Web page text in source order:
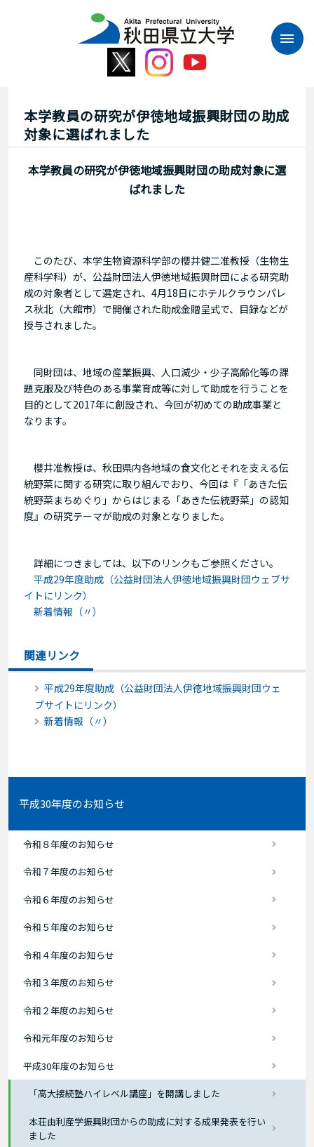
本学教員の研究が伊徳地域振興財団の助成
対象に選ばれました
本学教員の研究が伊徳地域振興財団の助成対象に選
ばれました
このたび、本学生物資源科学部の櫻井健二准教授（生物生
産科学科）が、公益財団法人伊徳地域振興財団による研究助
成の対象者として選定され、4月18日にホテルクラウンパレ
ス秋北（大館市）で開催された助成金贈呈式で、目録などが
授与されました。
同財団は、地域の産業振興、人口減少・少子高齢化等の課
題克服及び特色のある事業育成等に対して助成を行うことを
目的として2017年に創設され、今回が初めての助成事業と
なります。
櫻井准教授は、秋田県内各地域の食文化とそれを支える伝
統野菜に関する研究に取り組んでおり、今回は『「あきた伝
統野菜まちめぐり」からはじまる「あきた伝統野菜」の認知
度』の研究テーマが助成の対象となりました。
詳細につきましては、以下のリンクもご参照ください。
平成29年度助成（公益財団法人伊徳地域振興財団ウェブサ
イトにリンク）
新着情報（〃）
関連リンク
平成29年度助成（公益財団法人伊徳地域振興財団ウェ
ブサイトにリンク）
新着情報（〃）
平成30年度のお知らせ
令和８年度のお知らせ
令和７年度のお知らせ
令和６年度のお知らせ
令和５年度のお知らせ
令和４年度のお知らせ
令和３年度のお知らせ
令和２年度のお知らせ
令和元年度のお知らせ
平成30年度のお知らせ
「高大接続塾ハイレベル講座」を開講しました
本荘由利産学振興財団からの助成に対する成果発表を行い
ました